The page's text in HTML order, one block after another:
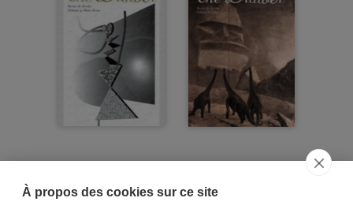
À propos des cookies sur ce site